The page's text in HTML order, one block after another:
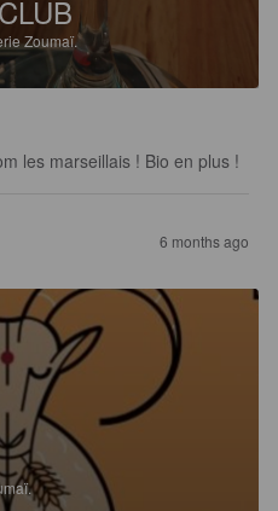
Zoumaï.
les marseillais ! Bio en plus !
6 months ago